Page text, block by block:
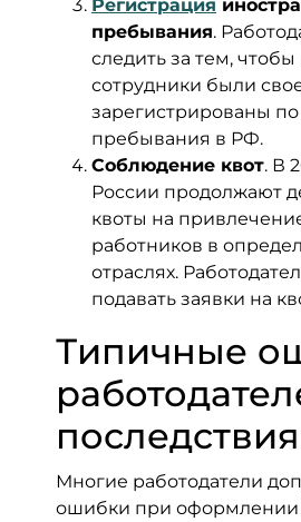
Регистрация
пребывания.
следить за тем,
сотрудники были
зарегистрированы
пребывания в РФ.
Соблюдение квот. В
России продолжают
квоты на
работников в
отраслях.
подавать заявки на
Типичные
последствия
Многие работодатели
ошибки при оформлении